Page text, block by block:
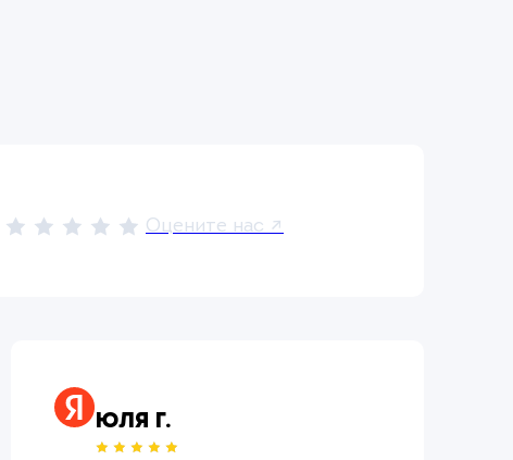
Оцените нас ↗
Юля Г.